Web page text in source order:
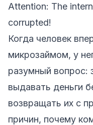
Attention: The
corrupted!
Когда человек
микрозаймом, у
разумный вопрос:
выдавать деньги
возвращать их с
причин, почему